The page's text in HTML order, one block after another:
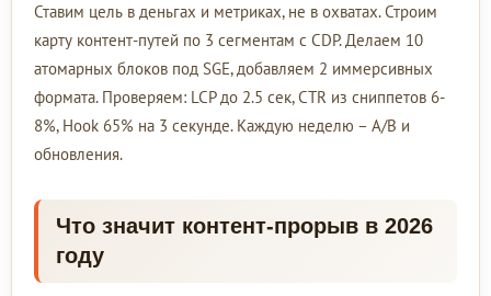
Ставим цель в деньгах и метриках, не в охватах. Строим
карту контент-путей по 3 сегментам с CDP. Делаем 10
атомарных блоков под SGE, добавляем 2 иммерсивных
формата. Проверяем: LCP до 2.5 сек, CTR из сниппетов 6-
8%, Hook 65% на 3 секунде. Каждую неделю – A/B и
обновления.
Что значит контент-прорыв в 2026
году